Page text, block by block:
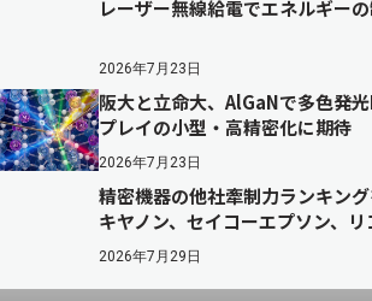
レーザー無線給電でエネルギー
2026年7月23日
阪大と立命大、AlGaNで多色発
プレイの小型・高精密化に期待
2026年7月23日
精密機器の他社牽制力ランキン
キヤノン、セイコーエプソン、リ
2026年7月29日